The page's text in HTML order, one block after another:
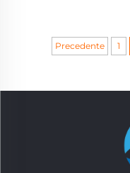
Precedente 1